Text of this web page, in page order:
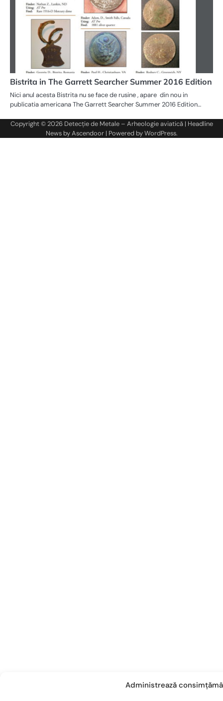
Administrează
Bistrita in The Garrett Searcher Summer 2016 Edition
Nici anul acesta Bistrita nu se face de rusine , apare din nou in
publicatia americana The Garrett Searcher Summer 2016 Edition…
Copyright © 2026 Detecție de Metale – Arheologie aviatică| Headline
News byAscendoor| Powered byWordPress.